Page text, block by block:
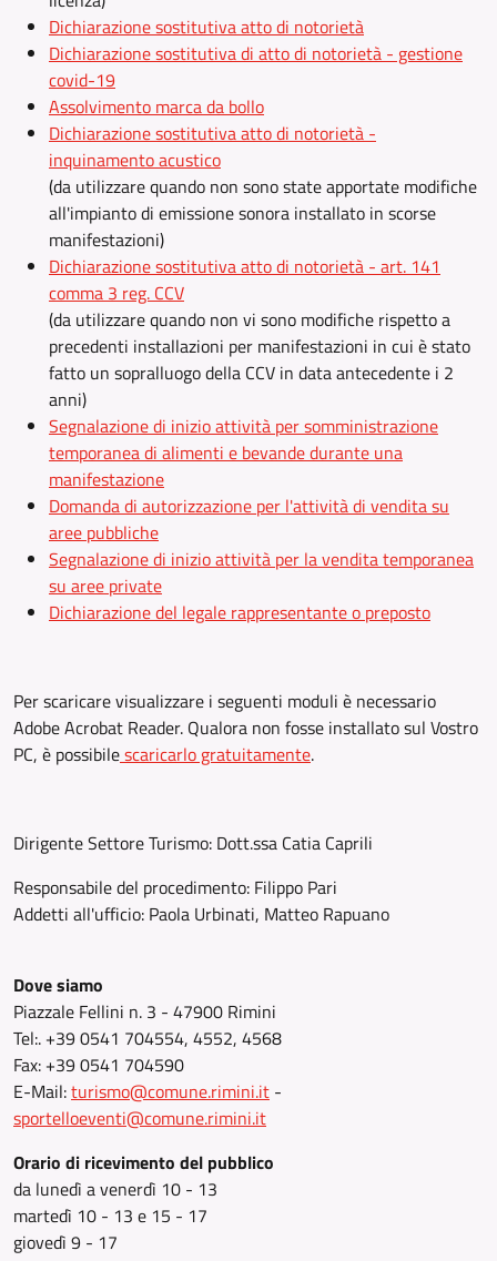
Dichiarazione sostitutiva atto di notorietà
Dichiarazione sostitutiva di atto di notorietà - gestione
covid-19
Assolvimento marca da bollo
Dichiarazione sostitutiva atto di notorietà -
inquinamento acustico
(da utilizzare quando non sono state apportate modifiche
all'impianto di emissione sonora installato in scorse
manifestazioni)
Dichiarazione sostitutiva atto di notorietà - art. 141
comma 3 reg. CCV
(da utilizzare quando non vi sono modifiche rispetto a
precedenti installazioni per manifestazioni in cui è stato
fatto un sopralluogo della CCV in data antecedente i 2
anni)
Segnalazione di inizio attività per somministrazione
temporanea di alimenti e bevande durante una
manifestazione
Domanda di autorizzazione per l'attività di vendita su
aree pubbliche
Segnalazione di inizio attività per la vendita temporanea
su aree private
Dichiarazione del legale rappresentante o preposto
Per scaricare visualizzare i seguenti moduli è necessario
Adobe Acrobat Reader. Qualora non fosse installato sul Vostro
PC, è possibilescaricarlo gratuitamente.
Dirigente Settore Turismo: Dott.ssa Catia Caprili
Responsabile del procedimento: Filippo Pari
Addetti all'ufficio: Paola Urbinati, Matteo Rapuano
Dove siamo
Piazzale Fellini n. 3 - 47900 Rimini
Tel:. +39 0541 704554, 4552, 4568
Fax: +39 0541 704590
E-Mail:turismo@comune.rimini.it -
sportelloeventi@comune.rimini.it
Orario di ricevimento del pubblico
da lunedì a venerdì 10 - 13
martedì 10 - 13 e 15 - 17
giovedì 9 - 17